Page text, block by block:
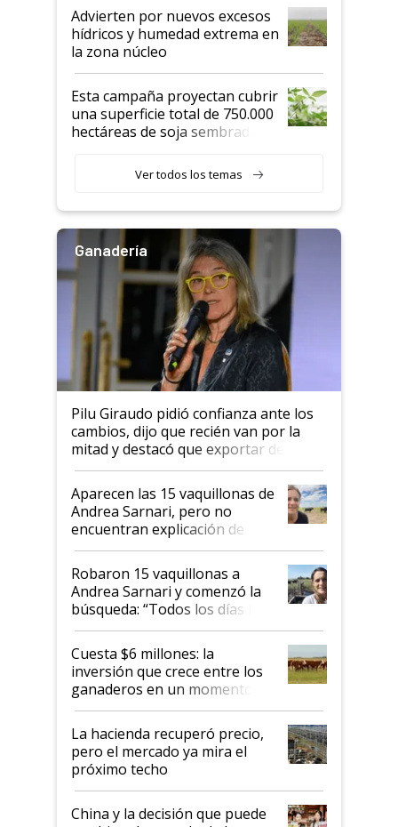
Advierten por nuevos excesos
hídricos y humedad extrema en
la zona núcleo
Esta campaña proyectan cubrir
una superficie total de 750.000
hectáreas de soja sembradas
variedades que marcan un
salto tecnológico en genética y
Ver todos los temas
Ganadería
Pilu Giraudo pidió confianza ante los
cambios, dijo que recién van por la
mitad y destacó que exportar dejó de
ser "para unos pocos": "Tenemos un
mandato muy claro del gobierno
nacional"
Aparecen las 15 vaquillonas de
Andrea Sarnari, pero no
encuentran explicación de
cómo llegaron allí
Robaron 15 vaquillonas a
Andrea Sarnari y comenzó la
búsqueda: “Todos los días le
toca a algún productor”
Cuesta $6 millones: la
inversión que crece entre los
ganaderos en un momento
histórico para la actividad
La hacienda recuperó precio,
pero el mercado ya mira el
próximo techo
China y la decisión que puede